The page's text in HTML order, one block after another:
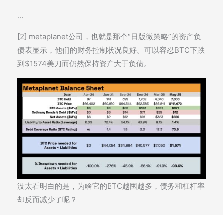
…
[2] metaplanet公司，也就是那个“日版微策略”的资产负
债表显示，他们的财务控制状况良好。可以容忍BTC下跌
到$1574美刀而仍然保持资产大于负债。
没太看明白的是，为啥它的BTC越囤越多，债务和杠杆率
却反而减少了呢？